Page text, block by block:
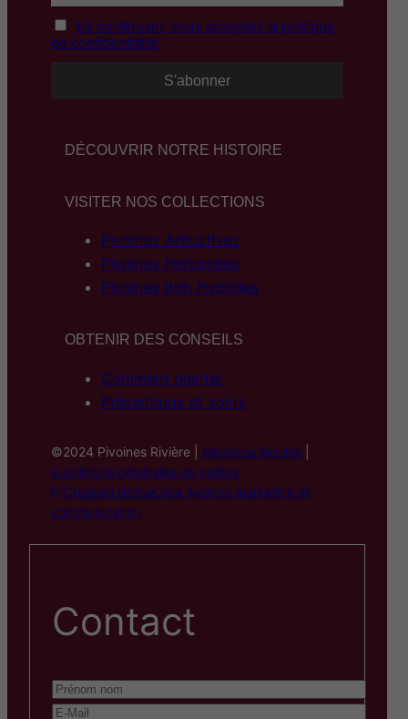
En continuant, vous acceptez la politique
de confidentialité
DÉCOUVRIR NOTRE HISTOIRE
VISITER NOS COLLECTIONS
Pivoines Arbustives
Pivoines Herbacées
Pivoines Itoh Hybrides
OBTENIR DES CONSEILS
Comment planter
Préventions et soins
©2024 Pivoines Rivière | Mentions légales
Conditions générales de ventes
Création BeYouCrea Agence marketing et
communication
Contact